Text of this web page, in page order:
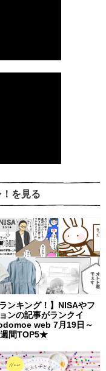
を見る
ランキング！】NISAやフ
ンの記事がランクイ
web 7月19日～
間TOP5★